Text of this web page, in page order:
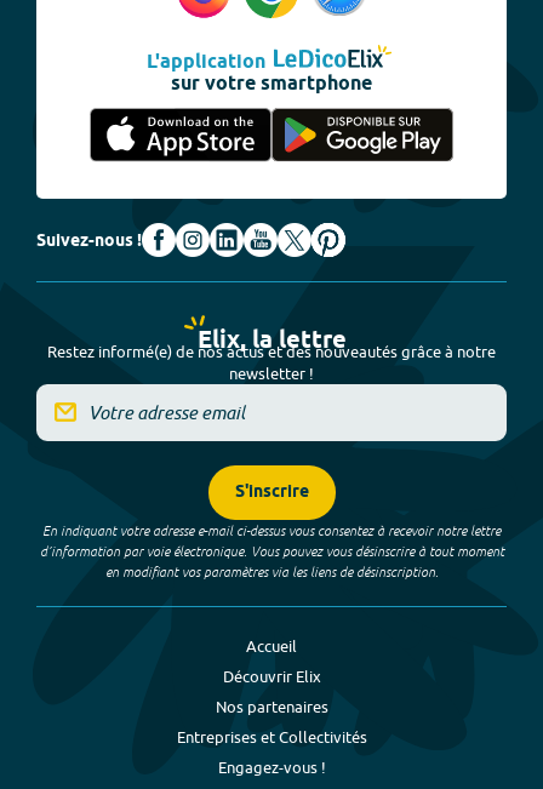
L'application
sur votre smartphone
Suivez-nous !
Elix, la lettre
Restez informé(e) de nos actus et des nouveautés grâce à notre
newsletter !
S'inscrire
En indiquant votre adresse e-mail ci-dessus vous consentez à recevoir notre lettre
d’information par voie électronique. Vous pouvez vous désinscrire à tout moment
en modifiant vos paramètres via les liens de désinscription.
Accueil
Découvrir Elix
Nos partenaires
Entreprises et Collectivités
Engagez-vous !